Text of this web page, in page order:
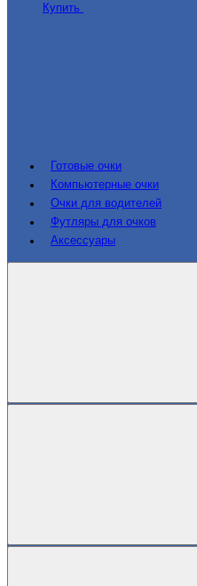
Купить
Готовые очки
Компьютерные очки
Очки для водителей
Футляры для очков
Аксессуары